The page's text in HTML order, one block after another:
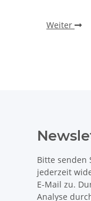
Weiter
Bitte senden
jederzeit
E-Mail zu.
Analyse